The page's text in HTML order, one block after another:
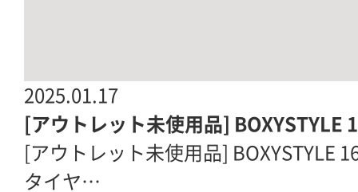
2025.01.17
[アウトレット未使用品] BOXYSTYLE
[アウトレット未使用品] BOXYSTYLE
タイヤ…